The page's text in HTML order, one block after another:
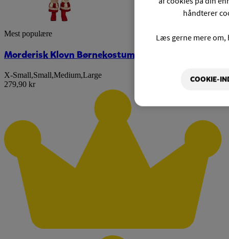
Mest populære
Morderisk Klovn Børnekostume
X-Small,Small,Medium,Large
279,90 kr
håndterer
Læs gerne mere
COOKIE-